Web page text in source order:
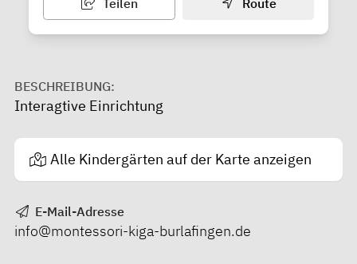
BESCHREIBUNG:
Interagtive Einrichtung
Alle Kindergärten auf der Karte anzeigen
E-Mail-Adresse
info@montessori-kiga-burlafingen.de